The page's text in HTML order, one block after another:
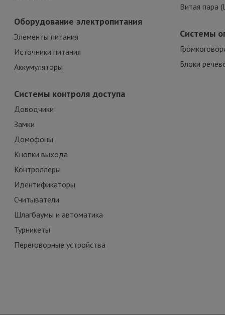
Оборудование электропитания
Элементы питания
Источники питания
Аккумуляторы
Системы контроля доступа
Доводчики
Замки
Домофоны
Кнопки выхода
Контроллеры
Идентификаторы
Считыватели
Шлагбаумы и автоматика
Турникеты
Переговорные устройства
Витая пара
Системы
Блоки